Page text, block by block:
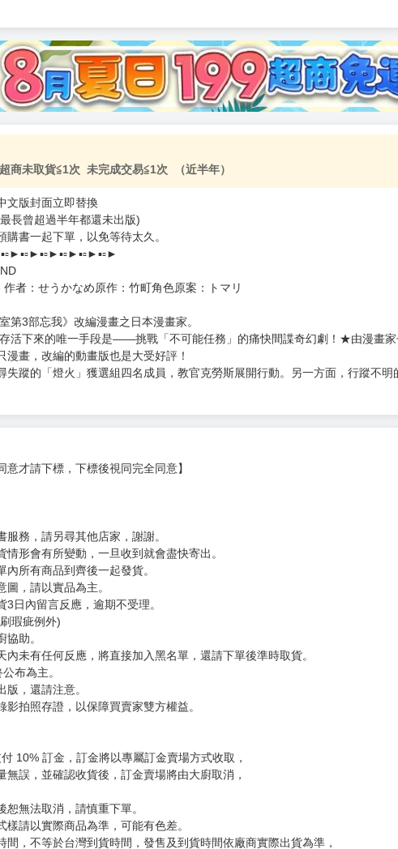
《$15元-加固紙箱包裝》
商未取貨≦1次 未完成交易≦1次 （近半年）
文版封面立即替換
長曾超過半年都還未出版)
者：せうかなめ原作：竹町角色原案：トマリ
活下來的唯一手段是——挑戰「不可能任務」的痛快間諜奇幻劇！★由漫畫
畫，改編的動畫版也是大受好評！
蹤的「燈火」獲選組四名成員，教官克勞斯展開行動。另一方面，行蹤不明
才請下標，下標後視同完全同意】
服務，請另尋其他店家，謝謝。
所有商品到齊後一起發貨。
圖，請以實品為主。
日內留言反應，逾期不受理。
瑕疵例外)
協助。
未有任何反應，將直接加入黑名單，還請下單後準時取貨。
布為主。